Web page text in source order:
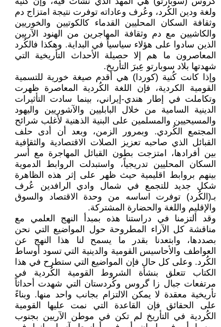
ولغة ودين الكُرد، وعُرف وعاداته توفرت نتيجة امتزاج دم
وثقافة السكان المحليين القدماء كالكوتيين والخوريين
والكاشيين مع دم وثقافة المهاجرين من الهنود الآريين
الذين سادوا على هؤلاء سياسياً في البداية. وهكذا فالكُرد
المعاصرون ما هم إلا حصيلة الأحداث التأريخية التي
شهدتها بلاد سوبارتو عِبرَ التأريخ.
وإذا كانت كُنية (كوردا) هي أقدم صيغة خورية للتسمية
القومية الكردية، فإن اللغة الكُردية المعاصرة ظهرت
وتكاملت في إطار هندي-إيراني، بينما سادت التأثيرات
الدينية السامية من خلال البابليين والآشوريين واليهود
والمسيحيين والمسلمين على البنية الذهنية لأغلب شرائح
المجتمع الكُردي. وبمرور الزمن، وبعد أن أدى حلف
القبائل الذي صاحبه تعزيز الصلات الاقتصادية والثقافية
بين أفرادها، امتزجت بطون القبائل المهاجرة مع أُسر
السكان المحليين تدريجياً، واستبدلت الروابط الدموية
بينهم بروابط اقليمية حيث ظهر على إثر هذه الظاهرة
شكل جديد للتجمع في شمال وادي الرافدين عُرف
بـ(الكُرد) توفرت اساسه من وحدة الاقتصاد والسوق
والإقليم واللغة والحضارة المشتركة.
وقد ألتزمنا في دراستنا هذه بمبدأ النهج العلمي مع
مناقشة كل الآراء المطروحة حول المواضيع التي نحن
بصددها، وابتعدنا بقدر ما يسمح لنا هذا النهج عن
العواطف والأحاسيس القومية والدينية التي تسود أوساط
الكُرد. وعلى كل حال فإن المواضيع التي ستطرح في هذا
الكتاب تتعلق بنشأة الشروط القومية الكُردية في
مرتفعات جبال زا گروس وكُردستان التي شهدت أحداثاً
تأريخية معقدة لا يمكن الالتزام بجانب واحد منها. وبناءً
على الحقائق فإن القاعدة التي نمت عليها القومية
الكُردية في التأريخ لم تكن في موطن الآريين بجنوب